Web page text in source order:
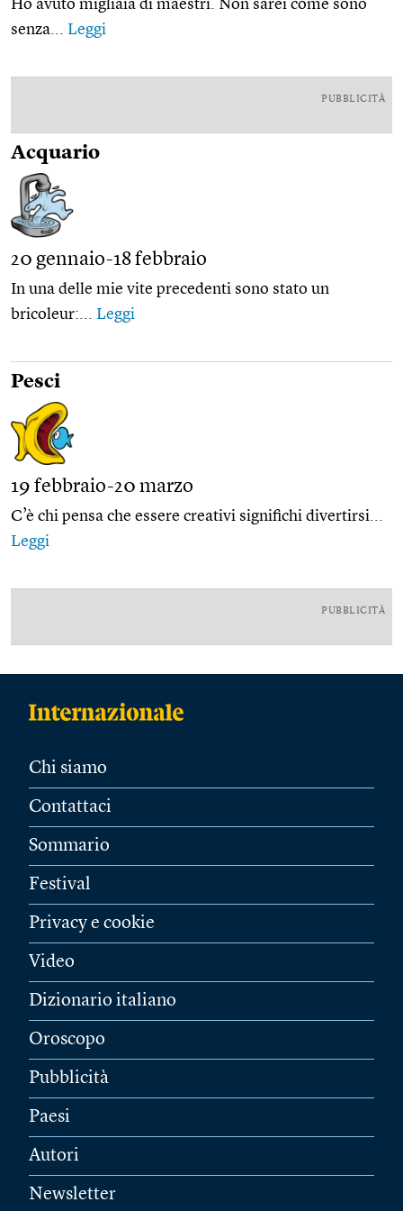
Ho avuto migliaia di maestri. Non sarei come sono
senza... Leggi
PUBBLICITÀ
Acquario
20 gennaio-18 febbraio
In una delle mie vite precedenti sono stato un
bricoleur:... Leggi
Pesci
19 febbraio-20 marzo
C’è chi pensa che essere creativi significhi divertirsi...
Leggi
PUBBLICITÀ
Chi siamo
Contattaci
Sommario
Festival
Privacy e cookie
Video
Dizionario italiano
Oroscopo
Pubblicità
Paesi
Autori
Newsletter